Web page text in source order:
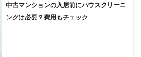
中古マンションの入居前にハウスクリーニ
ングは必要？費用もチェック